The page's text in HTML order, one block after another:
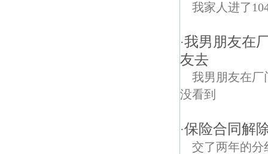
我家人进了
·我男朋友在
友去
我男朋友在厂
没看到
·保险合同解
交了两年的分